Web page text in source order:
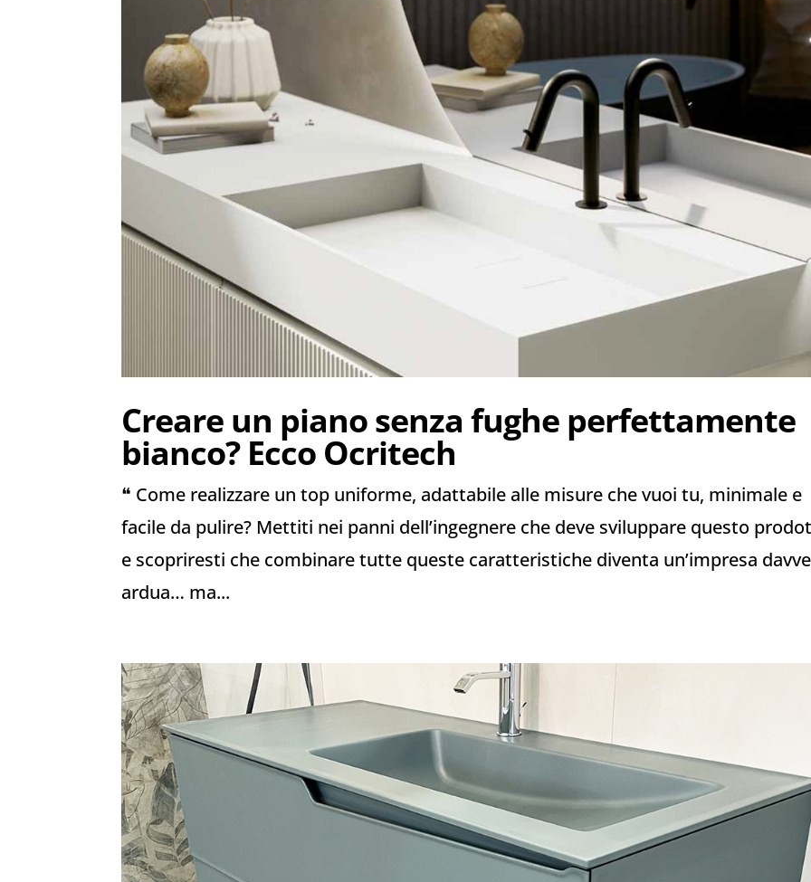
Creare un piano senza fughe perfettamente
bianco? Ecco Ocritech
❝ Come realizzare un top uniforme, adattabile alle misure che vuoi tu, minimale e
facile da pulire? Mettiti nei panni dell’ingegnere che deve sviluppare questo
e scopriresti che combinare tutte queste caratteristiche diventa un’impresa
ardua… ma...